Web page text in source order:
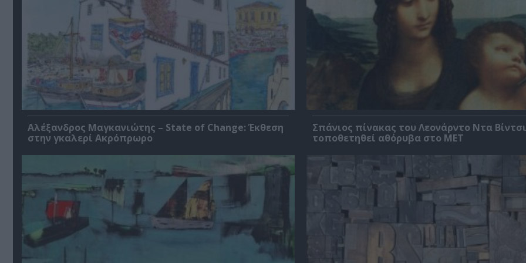
Αλέξανδρος Μαγκανιώτης – State of Change: Έκθεση
στην γκαλερί Ακρόπρωρο
Σπάνιος πίνακας του Λεονάρντο Ντα
τοποθετηθεί αθόρυβα στο MET